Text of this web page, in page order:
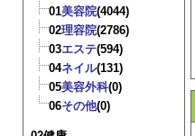
01美容院(4044)
02理容院(2786)
03エステ(594)
04ネイル(131)
05美容外科(0)
06その他(0)